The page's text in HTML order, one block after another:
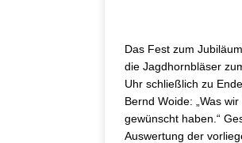
Das Fest zum
die Jagdhornbläser
Uhr schließlich zu
Bernd Woide: „Was
gewünscht haben.“
Auswertung der